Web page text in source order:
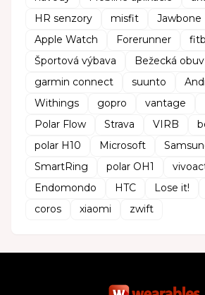
HR senzory
misfit
Jawbone
Apple Watch
Forerunner
Športová výbava
Bežecká obuv
garmin connect
suunto
Withings
gopro vantage
Polar Flow
Strava VIRB
polar H10
Microsoft
SmartRing
polar OH1
Endomondo
HTC Lose it!
coros
xiaomi zwift